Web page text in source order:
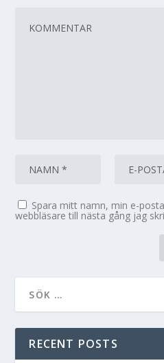
Spara mitt namn, min e-
webbläsare till nästa gång jag
RECENT POSTS